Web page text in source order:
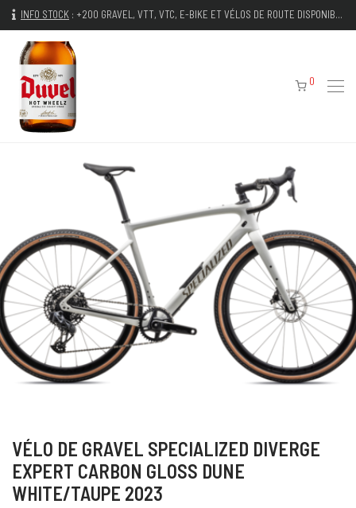
INFO STOCK : +200 GRAVEL, VTT, VTC, E-BIKE ET VÉLOS DE ROUTE DISPONIBLES IMMÉDIATEMENT
0
VÉLO DE GRAVEL SPECIALIZED DIVERGE
EXPERT CARBON GLOSS DUNE
WHITE/TAUPE 2023